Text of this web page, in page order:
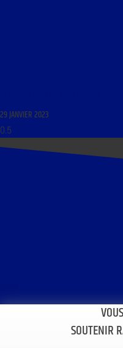
29 JANVIER 2023
SOUTENIR